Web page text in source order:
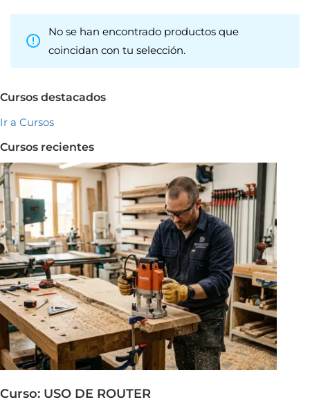
No se han encontrado productos que
coincidan con tu selección.
Cursos destacados
Ir a Cursos
Cursos recientes
Curso: USO DE ROUTER